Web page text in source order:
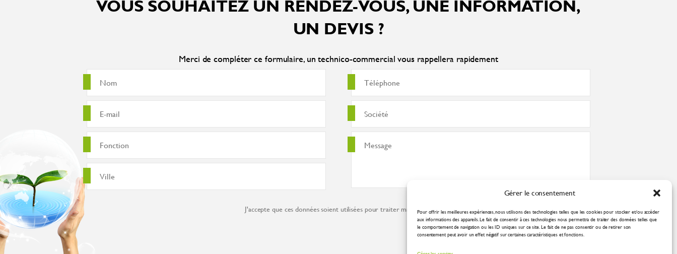
Gérer le consentement
Pour offrir les meilleures expériences, nous utilisons des technologies telles que les cookies pour stocker et/ou accéder
aux informations des appareils. Le fait de consentir à ces technologies nous permettra de traiter des données telles que
le comportement de navigation ou les ID uniques sur ce site. Le fait de ne pas consentir ou de retirer son
consentement peut avoir un effet négatif sur certaines caractéristiques et fonctions.
VOUS SOUHAITEZ UN RENDEZ-VOUS, UNE INFORMATION,
UN DEVIS ?
Merci de compléter ce formulaire, un technico-commercial vous rappellera rapidement
J'accepte que ces données soient utilisées pour traiter ma demande conformément à lapolitique de confidentialité